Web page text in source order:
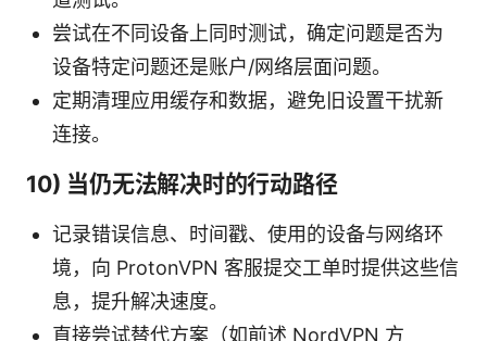
尝试在不同设备上同时测试，确定问题是否为
设备特定问题还是账户/网络层面问题。
定期清理应用缓存和数据，避免旧设置干扰新
连接。
10) 当仍无法解决时的行动路径
记录错误信息、时间戳、使用的设备与网络环
境，向 ProtonVPN 客服提交工单时提供这些信
息，提升解决速度。
直接尝试替代方案（如前述 NordVPN 方